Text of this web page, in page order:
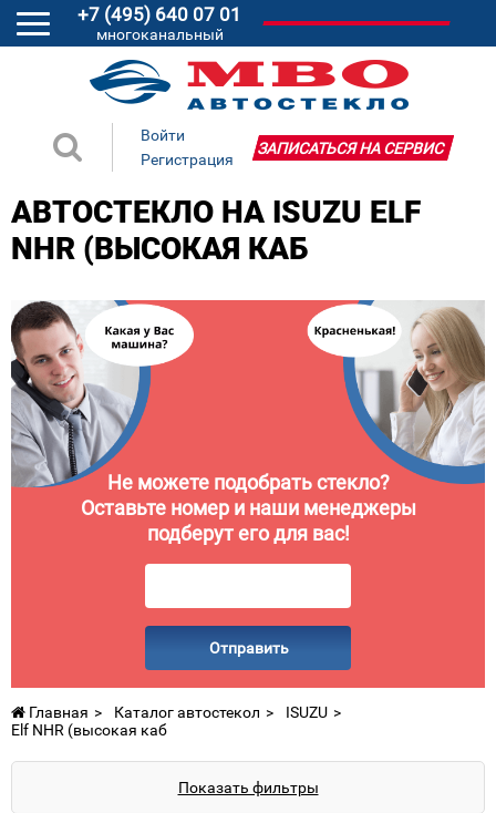
+7 (495) 640 07 01
многоканальный
Войти
Регистрация
ЗАПИСАТЬСЯ НА СЕРВИС
АВТОСТЕКЛО НА ISUZU ELF
NHR (ВЫСОКАЯ КАБ
Не можете подобрать стекло?
Оставьте номер и наши менеджеры
подберут его для вас!
Отправить
Главная Каталог автостекол
ISUZU
Elf NHR (высокая каб
Показать фильтры